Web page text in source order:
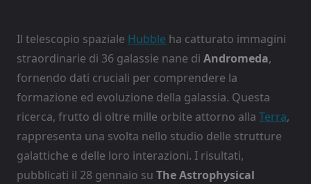
Il telescopio spaziale Hubble ha catturato immagini
straordinarie di 36 galassie nane di Andromeda,
fornendo dati cruciali per comprendere la
formazione ed evoluzione della galassia. Questa
ricerca, frutto di oltre mille orbite attorno alla Terra,
rappresenta una svolta nello studio delle strutture
galattiche e delle loro interazioni. I risultati,
pubblicati il 28 gennaio su The Astrophysical